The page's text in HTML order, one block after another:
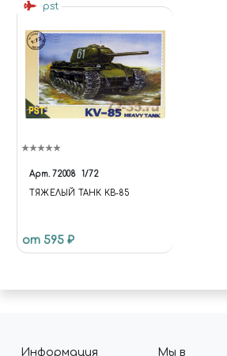
pst
Арт. 72008 1/72
ТЯЖЕЛЫЙ ТАНК КВ-85
от 595 ₽
Информация
Мы в